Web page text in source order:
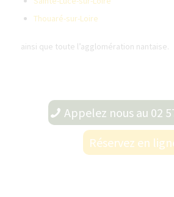
Thouaré-sur-Loire
ainsi que toute l’agglomération nantaise.
Appelez nous au 02
Réservez en